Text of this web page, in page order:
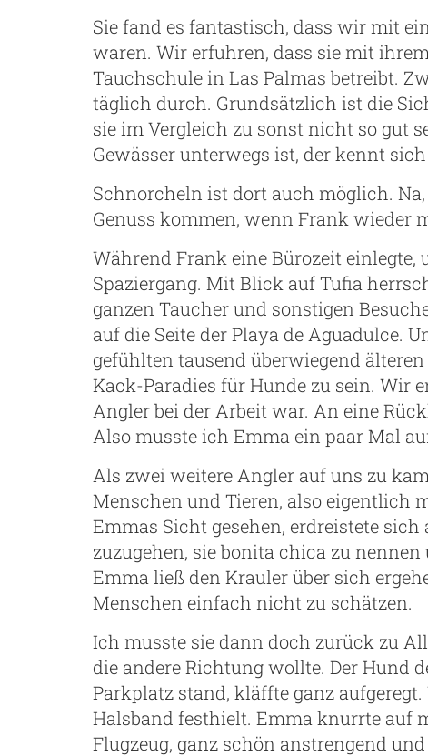
Sie fand es fantastisch, dass wir mit
waren. Wir erfuhren, dass sie mit
Tauchschule in Las Palmas betreibt.
täglich durch. Grundsätzlich ist die
sie im Vergleich zu sonst nicht so gut
Gewässer unterwegs ist, der kennt sich
Schnorcheln ist dort auch möglich.
Genuss kommen, wenn Frank wieder
Während Frank eine Bürozeit
Spaziergang. Mit Blick auf Tufia
ganzen Taucher und sonstigen
auf die Seite der Playa de Aguadulce.
gefühlten tausend überwiegend
Kack-Paradies für Hunde zu sein. Wir
Angler bei der Arbeit war. An eine
Also musste ich Emma ein paar Mal
Als zwei weitere Angler auf uns zu
Menschen und Tieren, also eigentlich
Emmas Sicht gesehen, erdreistete
zuzugehen, sie bonita chica zu
Emma ließ den Krauler über sich
Menschen einfach nicht zu schätzen.
Ich musste sie dann doch zurück zu
die andere Richtung wollte. Der Hund
Parkplatz stand, kläffte ganz
Halsband festhielt. Emma knurrte auf
Flugzeug, ganz schön anstrengend und